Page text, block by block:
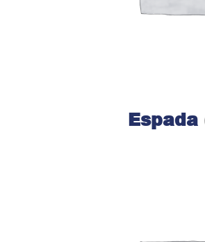
Espada